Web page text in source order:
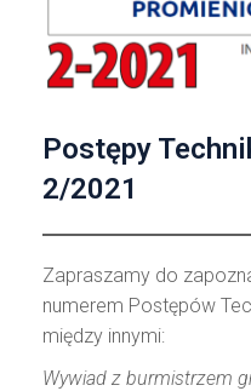
Postępy
2/2021
Zapraszamy do
numerem Postępów
między innymi:
Wywiad z burmistrzem